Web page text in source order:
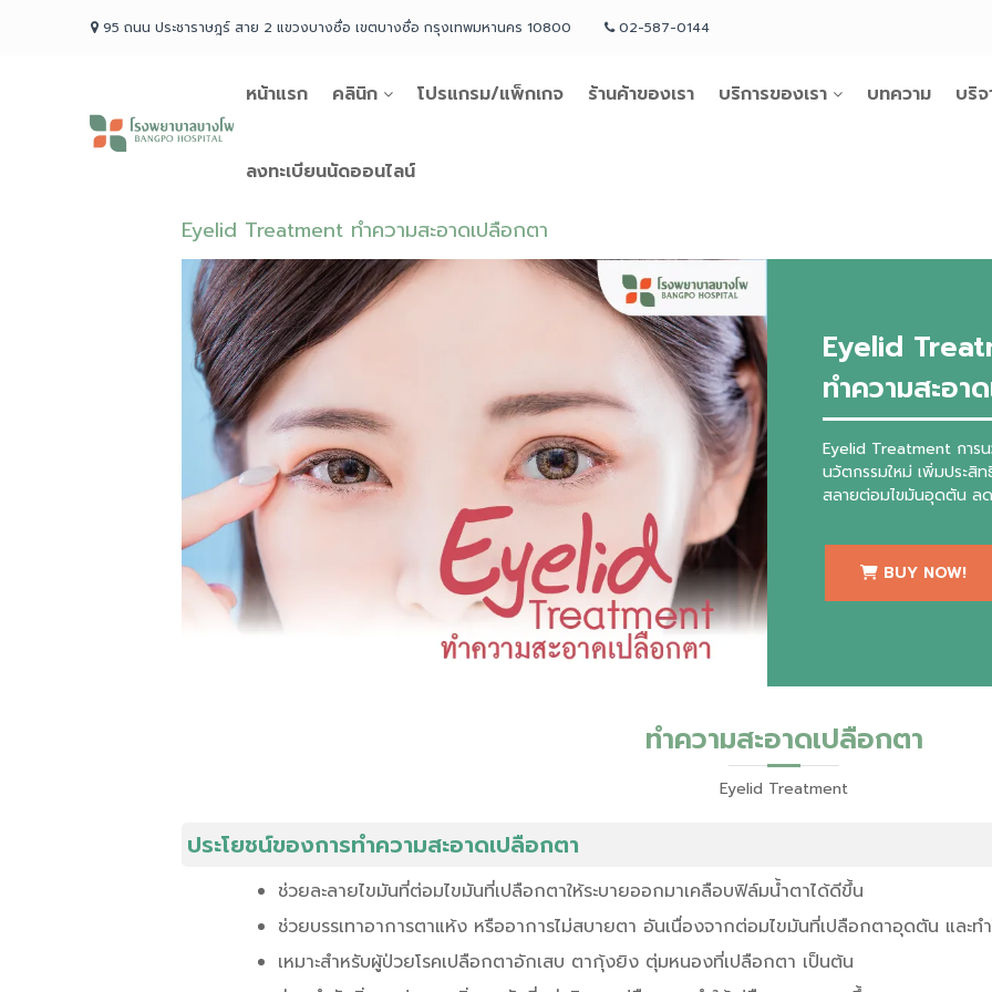
95 ถนน ประชาราษฎร์ สาย 2 แขวงบางซื่อ เขตบางซื่อ กรุงเทพมหานคร 10800 02-587-0144
โรง
พยาบาล
บางโพ
หน้าแรก คลินิก โปรแกรม/แพ็กเกจ ร้านค้าของเรา บริการของเรา บทความ บริ
ลงทะเบียนนัดออนไลน์
Eyelid Treatment ทำความสะอาดเปลือกตา
Eyelid
ทำความสะอา
Eyelid Treatment การ
นวัตกรรมใหม่ เพิ่มประสิ
สลายต่อมไขมันอุดตัน ลด
BUY NOW!
ทำความสะอาดเปลือกตา
Eyelid Treatment
ประโยชน์ของการทำความสะอาดเปลือกตา
ช่วยละลายไขมันที่ต่อมไขมันที่เปลือกตาให้ระบายออกมาเคลือบฟิล์มน้ำตาได้ดีขึ้น
ช่วยบรรเทาอาการตาแห้ง หรืออาการไม่สบายตา อันเนื่องจากต่อมไขมันที่เปลือกตาอุดตัน และท
เหมาะสำหรับผู้ป่วยโรคเปลือกตาอักเสบ ตากุ้งยิง ตุ่มหนองที่เปลือกตา เป็นต้น